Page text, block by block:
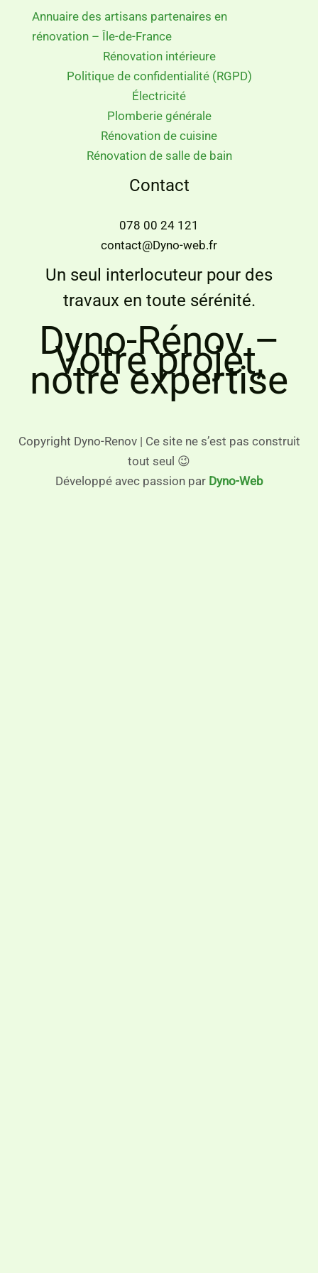
Annuaire des artisans partenaires en
rénovation – Île-de-France
Rénovation intérieure
Politique de confidentialité (RGPD)
Électricité
Plomberie générale
Rénovation de cuisine
Rénovation de salle de bain
Contact
078 00 24 121
contact@Dyno-web.fr
Un seul interlocuteur pour des
travaux en toute sérénité.
Dyno-Rénov –
Votre projet,
notre expertise
Copyright Dyno-Renov | Ce site ne s’est pas construit
tout seul 😉
Développé avec passion par Dyno-Web